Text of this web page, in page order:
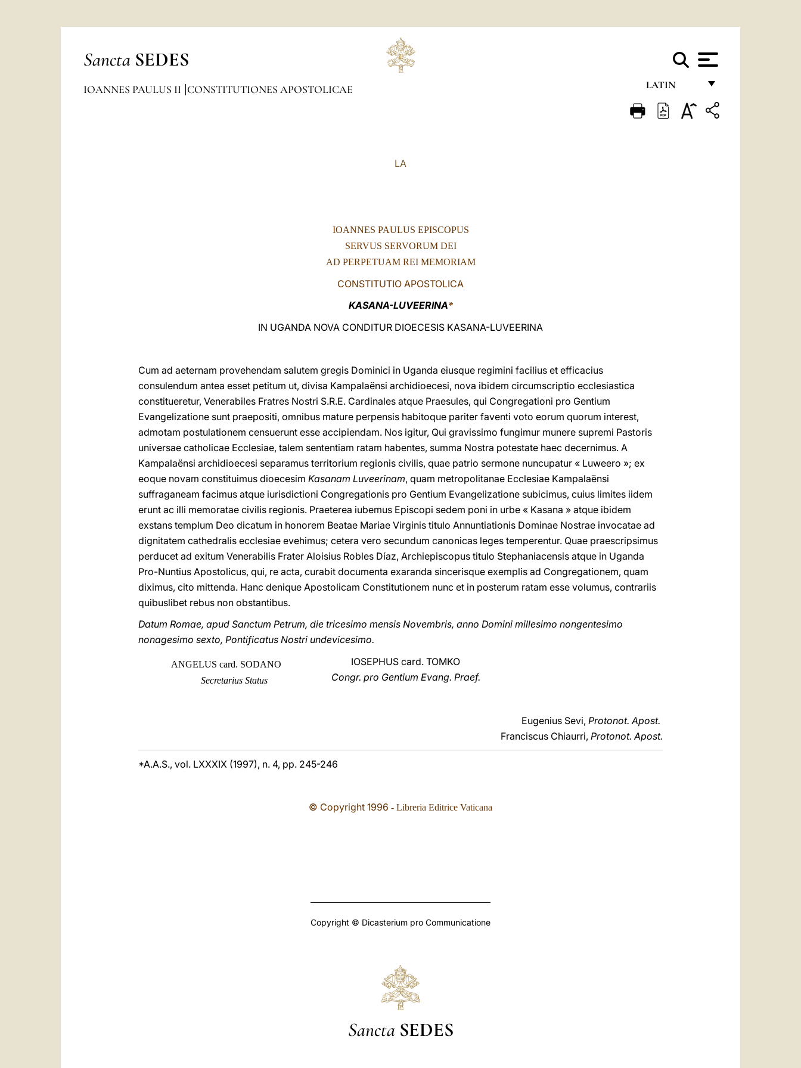
Sancta SEDES
LATIN
FRANÇAIS
IOANNES PAULUS II CONSTITUTIONES APOSTOLICAE
LA
IOANNES PAULUS EPISCOPUS
SERVUS SERVORUM DEI
AD PERPETUAM REI MEMORIAM
CONSTITUTIO APOSTOLICA
KASANA-LUVEERINA*
IN UGANDA NOVA CONDITUR DIOECESIS KASANA-LUVEERINA
Cum ad aeternam provehendam salutem gregis Dominici in Uganda eiusque regimini facilius et efficacius
consulendum antea esset petitum ut, divisa Kampalaënsi archidioecesi, nova ibidem circumscriptio ecclesiastica
constitueretur, Venerabiles Fratres Nostri S.R.E. Cardinales atque Praesules, qui Congregationi pro Gentium
Evangelizatione sunt praepositi, omnibus mature perpensis habitoque pariter faventi voto eorum quorum interest,
admotam postulationem censuerunt esse accipiendam. Nos igitur, Qui gravissimo fungimur munere supremi Pastoris
universae catholicae Ecclesiae, talem sententiam ratam habentes, summa Nostra potestate haec decernimus. A
Kampalaënsi archidioecesi separamus territorium regionis civilis, quae patrio sermone nuncupatur « Luweero »; ex
eoque novam constituimus dioecesim Kasanam Luveerinam, quam metropolitanae Ecclesiae Kampalaënsi
suffraganeam facimus atque iurisdictioni Congregationis pro Gentium Evangelizatione subicimus, cuius limites iidem
erunt ac illi memoratae civilis regionis. Praeterea iubemus Episcopi sedem poni in urbe « Kasana » atque ibidem
exstans templum Deo dicatum in honorem Beatae Mariae Virginis titulo Annuntiationis Dominae Nostrae invocatae ad
dignitatem cathedralis ecclesiae evehimus; cetera vero secundum canonicas leges temperentur. Quae praescripsimus
perducet ad exitum Venerabilis Frater Aloisius Robles Díaz, Archiepiscopus titulo Stephaniacensis atque in Uganda
Pro-Nuntius Apostolicus, qui, re acta, curabit documenta exaranda sincerisque exemplis ad Congregationem, quam
diximus, cito mittenda. Hanc denique Apostolicam Constitutionem nunc et in posterum ratam esse volumus, contrariis
quibuslibet rebus non obstantibus.
Datum Romae, apud Sanctum Petrum, die tricesimo mensis Novembris, anno Domini millesimo nongentesimo
nonagesimo sexto, Pontificatus Nostri undevicesimo.
ANGELUS card. SODANO
Secretarius Status
IOSEPHUS card. TOMKO
Congr. pro Gentium Evang. Praef.
Eugenius Sevi, Protonot. Apost.
Franciscus Chiaurri, Protonot. Apost.
*A.A.S., vol. LXXXIX (1997), n. 4, pp. 245-246
© Copyright 1996 - Libreria Editrice Vaticana
Copyright © Dicasterium pro Communicatione
Sancta SEDES